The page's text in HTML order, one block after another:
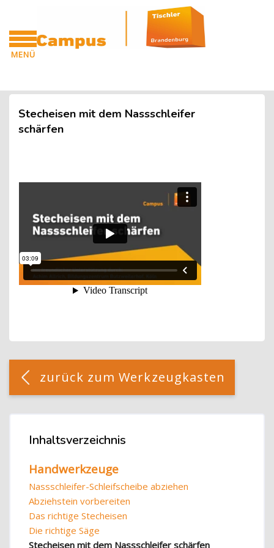
MENÜ
Zum Hauptinhalt
Blöcke
Blöcke
Stecheisen mit dem Nassschleifer
schärfen
Blöcke
[Cocoon] Custom HTML überspringen
zurück zum Werkzeugkasten
Inhaltsverzeichnis überspringen
Inhaltsverzeichnis
Handwerkzeuge
Nassschleifer-Schleifscheibe abziehen
Abziehstein vorbereiten
Das richtige Stecheisen
Die richtige Säge
Stecheisen mit dem Nassschleifer schärfen